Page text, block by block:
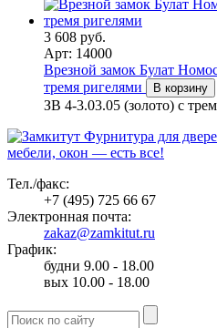
3 608 руб.
Арт: 14000
Врезной замок Булат
тремя ригелями
В корзину
ЗВ 4-3.03.05 (золото) с
Фурнитура для
мебели, окон — есть все!
Тел./факс:
+7 (495) 725 66 67
Электронная почта:
zakaz@zamkitut.ru
График:
будни 9.00 - 18.00
вых 10.00 - 18.00